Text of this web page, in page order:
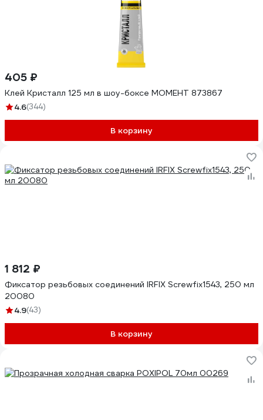
405 ₽
Клей Кристалл 125 мл в шоу-боксе МОМЕНТ 873867
4.6(344)
В корзину
1 812 ₽
Фиксатор резьбовых соединений IRFIX Screwfix1543, 250 мл
20080
4.9(43)
В корзину